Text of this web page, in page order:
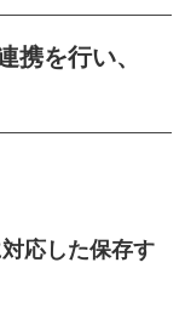
携を行い、
応した保存す